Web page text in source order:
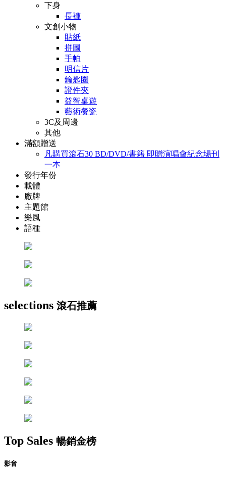
下身
長褲
文創小物
貼紙
拼圖
手帕
明信片
鑰匙圈
證件夾
益智桌遊
藝術餐瓷
3C及周邊
其他
滿額贈送
凡購買滾石30 BD/DVD/書籍 即贈演唱會紀念場刊
一本
發行年份
載體
廠牌
主題館
樂風
語種
selections 滾石推薦
Top Sales 暢銷金榜
影音